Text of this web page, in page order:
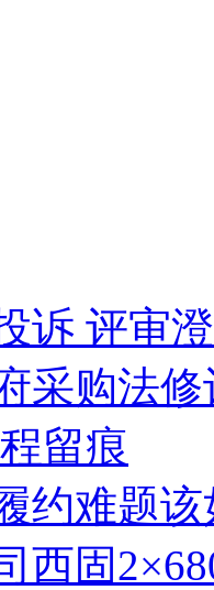
诉 评审
采购法
留痕
约难题
西固